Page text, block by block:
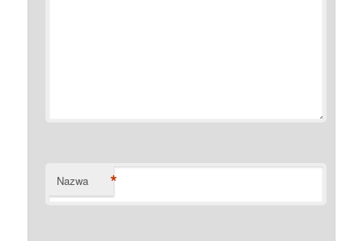
Nazwa *